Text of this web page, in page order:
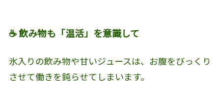
☕️ 飲み物も「温活」を意識して
氷入りの飲み物や甘いジュースは、お腹をびっくり
させて働きを鈍らせてしまいます。